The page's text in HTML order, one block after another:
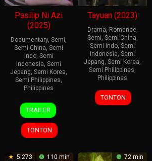
Pasilip Ni Azi
(2025)
Documentary,Semi,
Semi China,Semi
Indo, Semi
Indonesia,Semi
Jepang,Semi Korea,
Semi Philippines,
Philippines
26
Aug
2025
TRAILER
TONTON
Tayuan (2023)
Drama, Romance,
Semi, Semi China,
Semi Indo,Semi
Indonesia,Semi
Jepang,Semi Korea,
Semi Philippines,
Philippines
23
Jun
Topel
Lee
TONTON
5.273 110 min 72 min